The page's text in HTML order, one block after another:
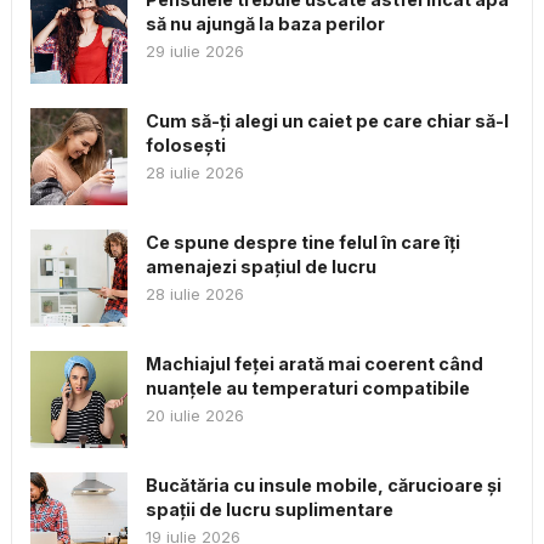
să nu ajungă la baza perilor
29 iulie 2026
Cum să-ți alegi un caiet pe care chiar să-l
folosești
28 iulie 2026
Ce spune despre tine felul în care îți
amenajezi spațiul de lucru
28 iulie 2026
Machiajul feței arată mai coerent când
nuanțele au temperaturi compatibile
20 iulie 2026
Bucătăria cu insule mobile, cărucioare și
spații de lucru suplimentare
19 iulie 2026